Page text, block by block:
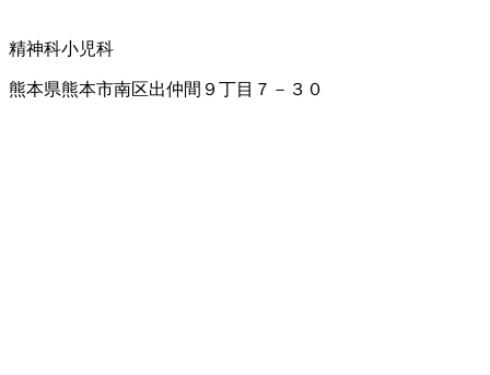
精神科小児科
熊本県熊本市南区出仲間９丁目７－３０